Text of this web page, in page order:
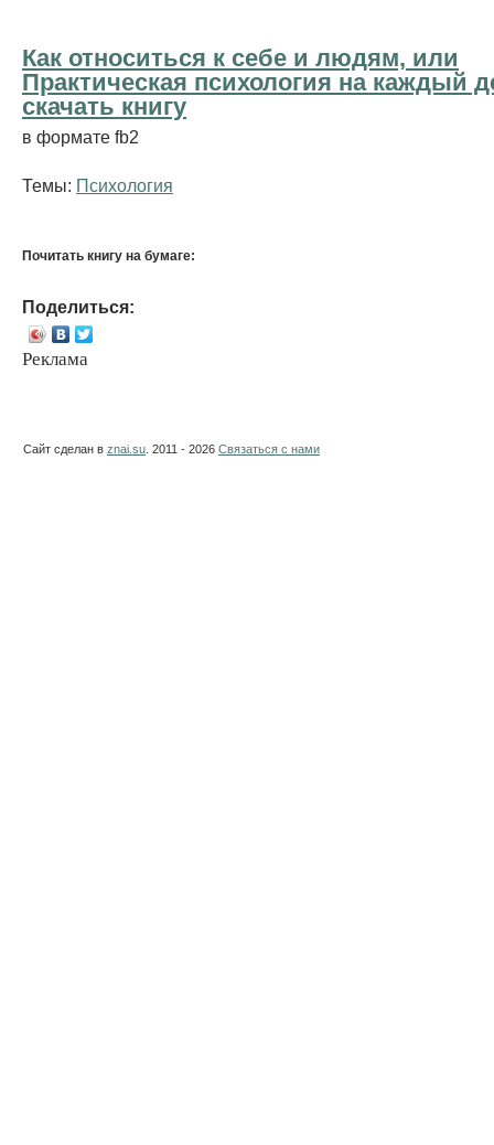
Как относиться к себе и людям, или
Практическая психология на каждый
cкачать книгу
в формате fb2
Темы: Психология
Почитать книгу на бумаге:
Поделиться:
Реклама
Сайт сделан в znai.su . 2011 - 2026 Связаться с нами